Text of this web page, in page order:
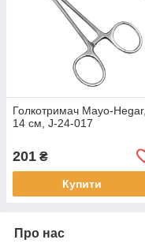
Голкотримач Mayo-Hegar,
14 см, J-24-017
201 ₴
Купити
Про нас